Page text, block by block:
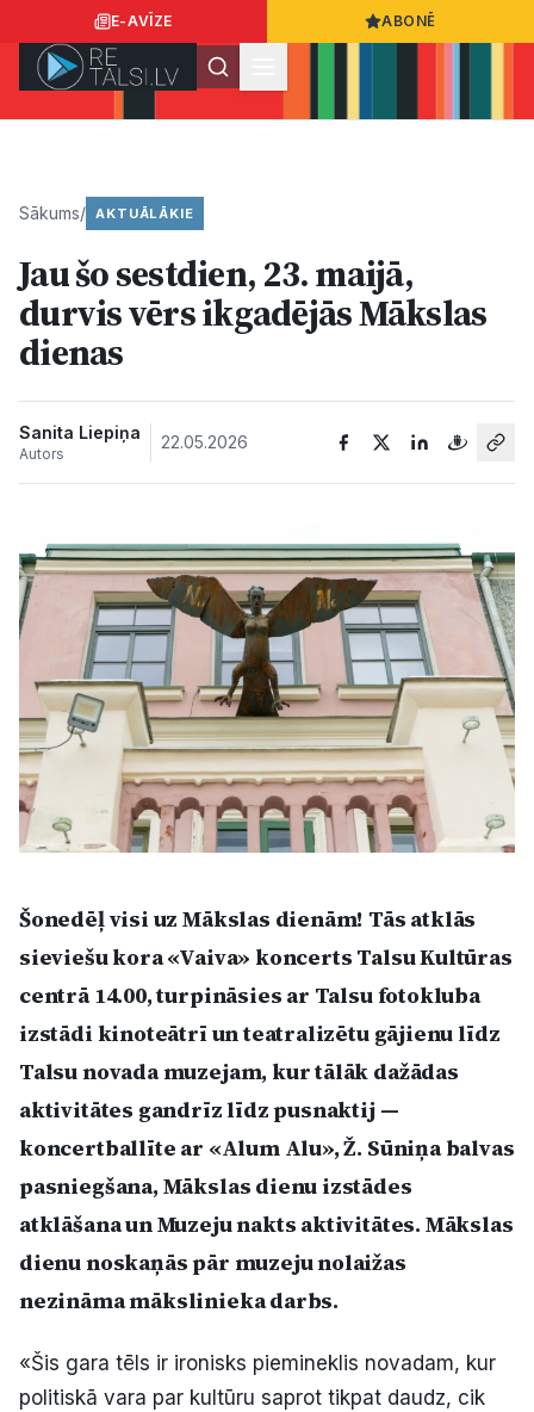
E-AVĪZE ABONĒ
Ziņas
Kultūra
Bizness
Video
Vieta
Sludinājumi
Reklāma
Politiskā reklāma
Par mums
Kontakti
Ziņo redakcijai
Facebook Instagram YouTube
Sākums/ AKTUĀLĀKIE
Jau šo sestdien, 23. maijā,
durvis vērs ikgadējās Mākslas
dienas
Sanita Liepiņa
Autors
22.05.2026
Šonedēļ visi uz Mākslas dienām! Tās atklās
sieviešu kora «Vaiva» koncerts Talsu Kultūras
centrā 14.00, turpināsies ar Talsu fotokluba
izstādi kinoteātrī un teatralizētu gājienu līdz
Talsu novada muzejam, kur tālāk dažādas
aktivitātes gandrīz līdz pusnaktij —
koncertballīte ar «Alum Alu», Ž. Sūniņa balvas
pasniegšana, Mākslas dienu izstādes
atklāšana un Muzeju nakts aktivitātes. Mākslas
dienu noskaņās pār muzeju nolaižas
nezināma mākslinieka darbs.
«Šis gara tēls ir ironisks piemineklis novadam, kur
politiskā vara par kultūru saprot tikpat daudz, cik